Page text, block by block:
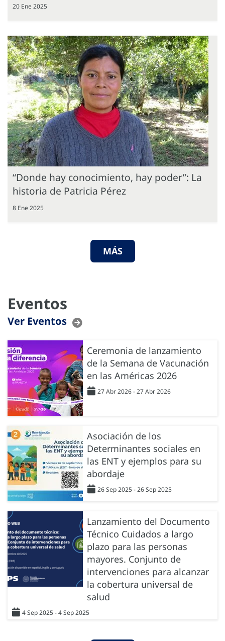
20 Ene 2025
“Donde hay conocimiento, hay poder”: La
historia de Patricia Pérez
8 Ene 2025
MÁS
Eventos
Ver Eventos
Ceremonia de lanzamiento
de la Semana de Vacunación
en las Américas 2026
27 Abr 2026 - 27 Abr 2026
Asociación de los
Determinantes sociales en
las ENT y ejemplos para su
abordaje
26 Sep 2025 - 26 Sep 2025
Lanzamiento del Documento
Técnico Cuidados a largo
plazo para las personas
mayores. Conjunto de
intervenciones para alcanzar
la cobertura universal de
salud
4 Sep 2025 - 4 Sep 2025